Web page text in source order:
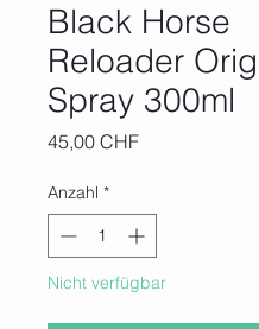
Black Horse
Reloader
Spray 300ml
45,00 CHFPreis
Anzahl *
Nicht verfügbar